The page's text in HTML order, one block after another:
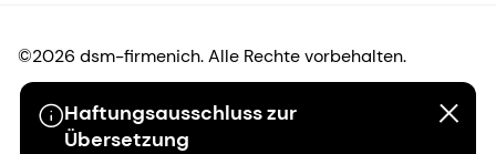
Haftungsausschluss zur
Übersetzung
©2026 dsm-firmenich. Alle Rechte vorbehalten.
Hinweis zum Datenschutz